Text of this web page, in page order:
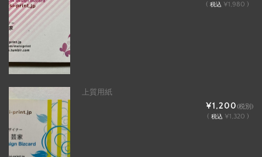
( 税込 ¥1,980 )
上質用紙
¥1,200(税別)
( 税込 ¥1,320 )